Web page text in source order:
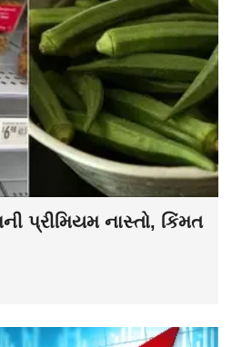
પ્રીમિયમ નાસ્તો, કિંમત